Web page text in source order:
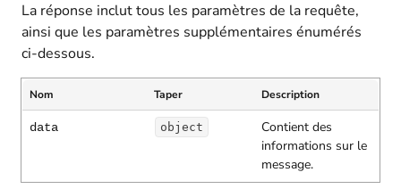
La réponse inclut tous les paramètres de la requête,
ainsi que les paramètres supplémentaires énumérés
ci-dessous.
Nom Taper Description
data object
Contient des
informations sur le
message.